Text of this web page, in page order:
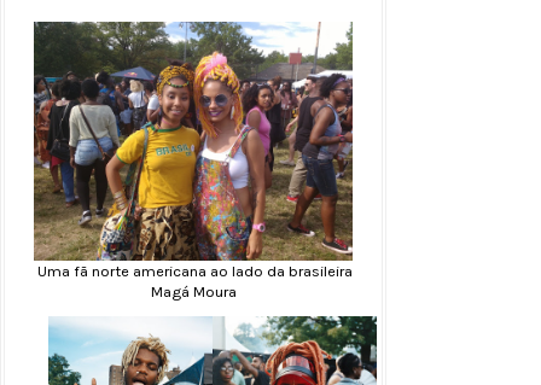
Uma fã norte americana ao lado da brasileira
Magá Moura